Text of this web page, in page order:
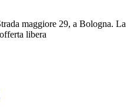
maggiore 29, a Bologna. La
libera